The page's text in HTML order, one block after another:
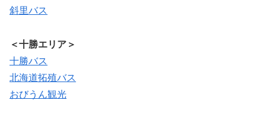
斜里バス
＜十勝エリア＞
十勝バス
北海道拓殖バス
おびうん観光